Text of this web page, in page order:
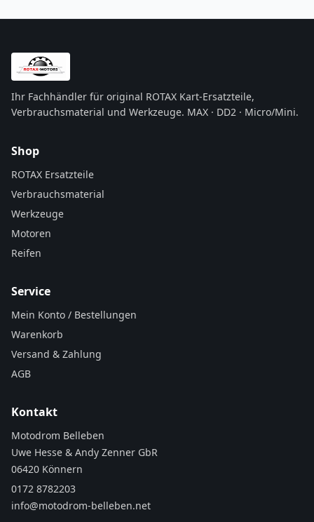
Ihr Fachhändler für original ROTAX Kart-Ersatzteile,
Verbrauchsmaterial und Werkzeuge. MAX · DD2 · Micro/Mini.
Shop
ROTAX Ersatzteile
Verbrauchsmaterial
Werkzeuge
Motoren
Reifen
Service
Mein Konto / Bestellungen
Warenkorb
Versand & Zahlung
AGB
Kontakt
Motodrom Belleben
Uwe Hesse & Andy Zenner GbR
06420 Könnern
0172 8782203
info@motodrom-belleben.net